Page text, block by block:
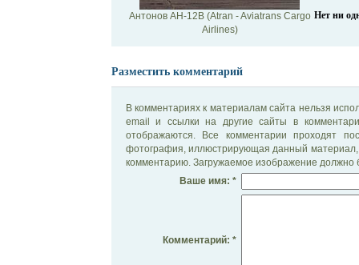
Антонов АН-12B (Atran - Aviatrans Cargo
Airlines)
Нет ни
Разместить комментарий
В комментариях к материалам сайта нельзя
email и ссылки на другие сайты в
отображаются. Все комментарии проходят
фотография, иллюстрирующая данный материал,
комментарию. Загружаемое изображение должно
Ваше имя: *
Комментарий: *